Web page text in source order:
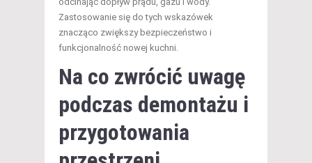
Zastosowanie się do tych wskazówek
znacząco zwiększy bezpieczeństwo i
funkcjonalność nowej kuchni.
Na co zwrócić uwagę
podczas demontażu i
przygotowania